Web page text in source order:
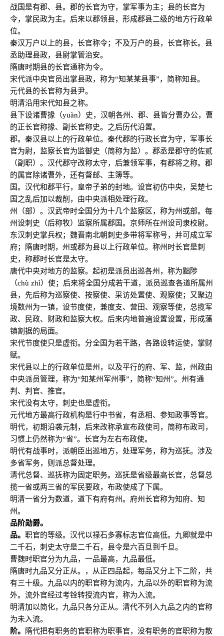
战国是有郡、县。郡的长官为守，掌军事为主；县的长官为
令，掌民政为主。后来以郡领县，形成郡县二级的地方行政单
位。
秦汉万户以上的县，长官称令；不及万户的县，长官称长。县
丞助理县政，县尉掌管治安。
隋唐时期县的长官通称为令。
宋代派中央官员出掌县政，称为“知某某县事”，简称知县。
元代县的长官称为县尹。
明清沿用宋代知县之称。
县下设诸曹掾（yuàn）史，汉朝各州、郡、县皆分曹办公，曹
的正长官称掾、副长官称史。之后历代沿置。
郡。秦汉县以上的行政单位。秦代郡的行政长官为守，军事长
官为尉，监察长官为监御史（简称为监）。郡丞是郡守的佐贰
（副职）。汉代郡守改称太守，后兼领军事，有郡将之称。郡
的属官除诸曹外，还有督邮、主簿等。
国。汉代和郡平行，皇帝子弟的封地。设官初仿中央，吴楚七
国之乱后加以裁削，由中央派相处理行政。
州（部）。汉武帝时全国分为十几个监察区，称为州或部。每
州设刺史（后称牧）监察所属郡国。京师所在州设司隶校尉。
东汉刺史掌兵权；魏晋南北朝刺史多带将军称号，并可成立军
府；隋唐时期，州或郡为县以上行政单位。称州时长官是刺
史，称郡时长官是太守。
唐代中央对地方的监察。起初是派员出巡各州，称为黜陟
（chù zhì）使；后来将全国分成若干道，派员巡查各道所属州
县，先后称为巡察使、按察使、采访处置使、观察使；又聚边
境数州为一镇，设节度使，兼度支、营田、观察等使，总揽军
政、民政、财政和监察大权。后来内地普遍设置设置，形成藩
镇割据的局面。
宋代节度使只是虚衔。分全国为若干路，各路设转运使，掌财
赋。
宋代县以上的行政单位是州，以及平行的府、军、监，州政由
中央派员管理，称为“知某州军州事”，简称“知州”。州有通
判、判官、推官。
宋代没有太守，刺史也是虚衔。
元代地方最高行政机构是行中书省，有丞相、参知政事等官。
明代，初期沿袭元制，后来改称承宣布政使司，简称布政司，
习惯上仍然称为“省”。长官为左右布政使。
明代有战事时，派朝臣出巡地方，处理军务，称为巡抚。涉及
多省军务，则派总督处理。
清代总督、巡抚称为固定职务。巡抚是省级最高长官，总督总
揽一省或两三省的军民要政，布政使成了下属。
明清一省分为数道，道下有府有州。府州长官称为知府、知
州。
品阶勋爵。
品。 职官的等级。汉代以禄石多寡标志官位高低。九卿就是中
二千石，刺史太守是二千石，县令是六百旦到千旦。
曹魏时职官分为九品，一品最高，九品最低。
隋唐时九品又分正从。，从正四品起，每品又分上下二阶，共
有三十级。九品以内的职官称为流内，九品以外的职官称为流
外。流外官经过考铨转授流内官，称为入流。
明清加以简化，九品只各分正从。清代不列入九品之内的官称
为未入流。
阶。
隋代把有职务的官职称为职事官，没有职务的官职称为散